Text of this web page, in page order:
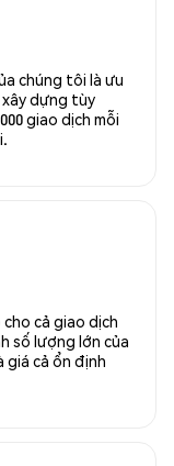
chúng tôi là ưu
dựng tùy
giao dịch mỗi
cả giao dịch
số lượng lớn của
giá cả ổn định